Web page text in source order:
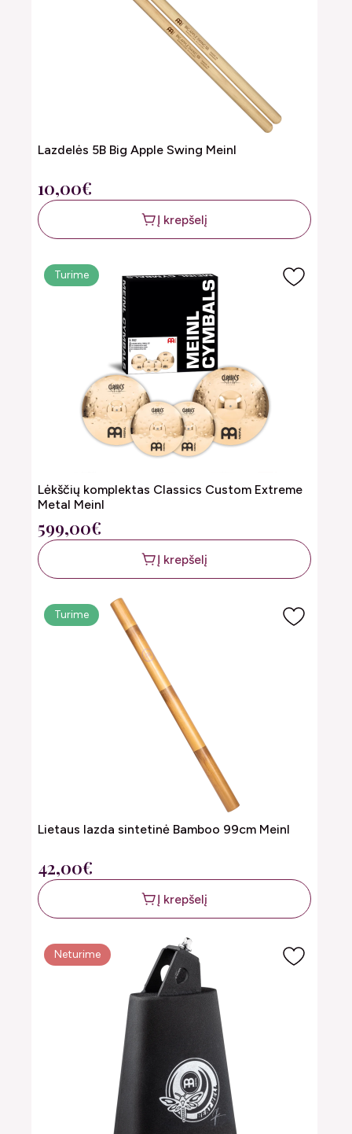
Lazdelės 5B Big Apple Swing Meinl
10,00€
Į krepšelį
Turime
Lėkščių komplektas Classics Custom Extreme
Metal Meinl
599,00€
Į krepšelį
Turime
Lietaus lazda sintetinė Bamboo 99cm Meinl
42,00€
Į krepšelį
Neturime